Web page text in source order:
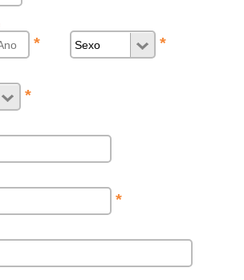
* *
*
*